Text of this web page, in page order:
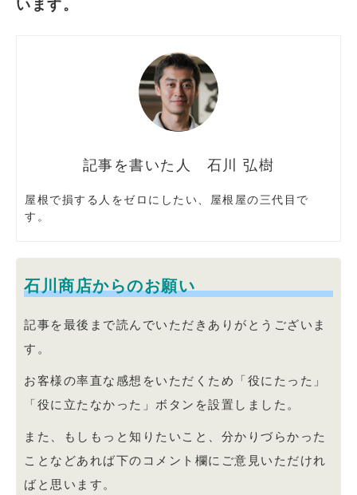
います。
石川 弘樹
屋根で損する人をゼロにしたい、屋根屋の三代目で
す。
石川商店からのお願い
記事を最後まで読んでいただきありがとうございま
す。
お客様の率直な感想をいただくため「役にたった」
「役に立たなかった」ボタンを設置しました。
また、もしもっと知りたいこと、分かりづらかった
ことなどあれば下のコメント欄にご意見いただけれ
ばと思います。